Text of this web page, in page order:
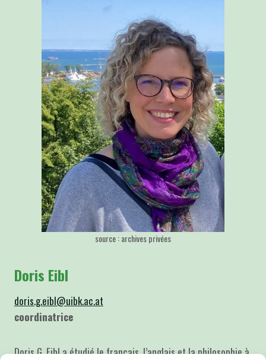
source : archives privées
Doris Eibl
doris.g.eibl@uibk.ac.at
coordinatrice
Doris G. Eibl a étudié le français, l’anglais et la philosophie à